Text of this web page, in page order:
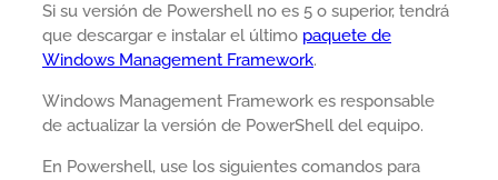
Si su versión de Powershell no es 5 o superior, tendrá
que descargar e instalar el último paquete de
Windows Management Framework.
Windows Management Framework es responsable
de actualizar la versión de PowerShell del equipo.
En Powershell, use los siguientes comandos para